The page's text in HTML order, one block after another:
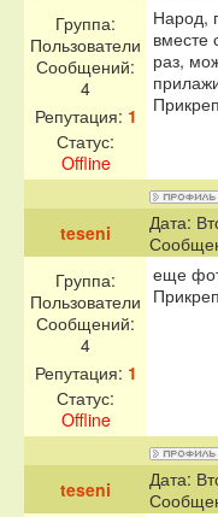
Группа:
Пользователи
Сообщений:
4
Репутация: 1
Статус:
Offline
Народ,
вместе
раз,
teseni
Дата:
Группа:
Пользователи
Сообщений:
4
Репутация: 1
Статус:
Offline
еще
teseni
Дата: